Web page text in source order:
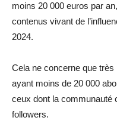
moins 20 000 euros par
contenus vivant de
2024.
Cela ne concerne que
ayant moins de 20 000
ceux dont la communauté
followers.